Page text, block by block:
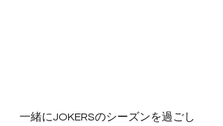
一緒にJOKERSのシーズンを過ごし